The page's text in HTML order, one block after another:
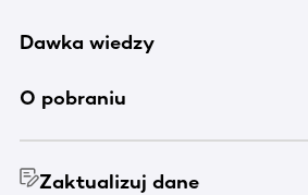
Dawka wiedzy
O pobraniu
Zaktualizuj dane